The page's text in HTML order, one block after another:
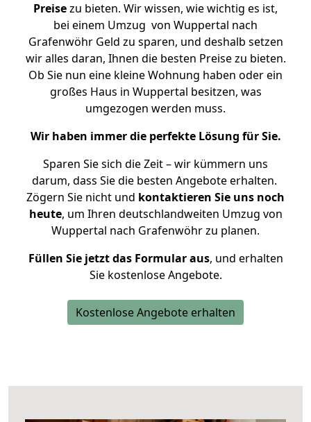
Preisezu bieten. Wir wissen, wie wichtig es ist,
bei einem Umzug von Wuppertal nach
Grafenwöhr Geld zu sparen, und deshalb setzen
wir alles daran, Ihnen die besten Preise zu bieten.
Ob Sie nun eine kleine Wohnung haben oder ein
großes Haus in Wuppertal besitzen, was
umgezogen werden muss.
Wir haben immer die perfekte Lösung für Sie.
Sparen Sie sich die Zeit – wir kümmern uns
darum, dass Sie die besten Angebote erhalten.
Zögern Sie nicht und kontaktieren Sie uns noch
heute, um Ihren deutschlandweiten Umzug von
Wuppertal nach Grafenwöhr zu planen.
Füllen Sie jetzt das Formular aus, und erhalten
Sie kostenlose Angebote.
Kostenlose Angebote erhalten